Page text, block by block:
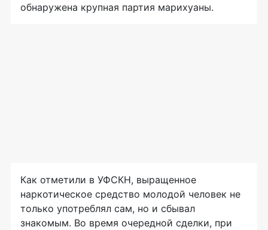
обнаружена крупная партия марихуаны.
Как отметили в УФСКН, выращенное
наркотическое средство молодой человек не
только употреблял сам, но и сбывал
знакомым. Во время очередной сделки, при